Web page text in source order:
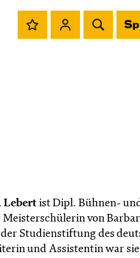
Lebert ist Dipl. Bühnen-
von
Studienstiftung des
und Assistentin war